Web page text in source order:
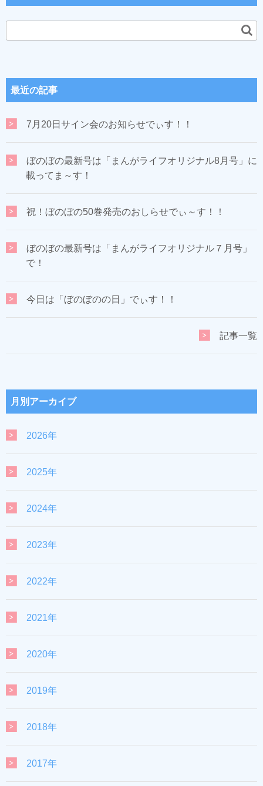
最近の記事
7月20日サイン会のお知らせでぃす！！
ぼのぼの最新号は「まんがライフオリジナル8月号」に
載ってま～す！
祝！ぼのぼの50巻発売のおしらせでぃ～す！！
ぼのぼの最新号は「まんがライフオリジナル７月号」
で！
今日は「ぼのぼのの日」でぃす！！
記事一覧
月別アーカイブ
2026年
2025年
2024年
2023年
2022年
2021年
2020年
2019年
2018年
2017年